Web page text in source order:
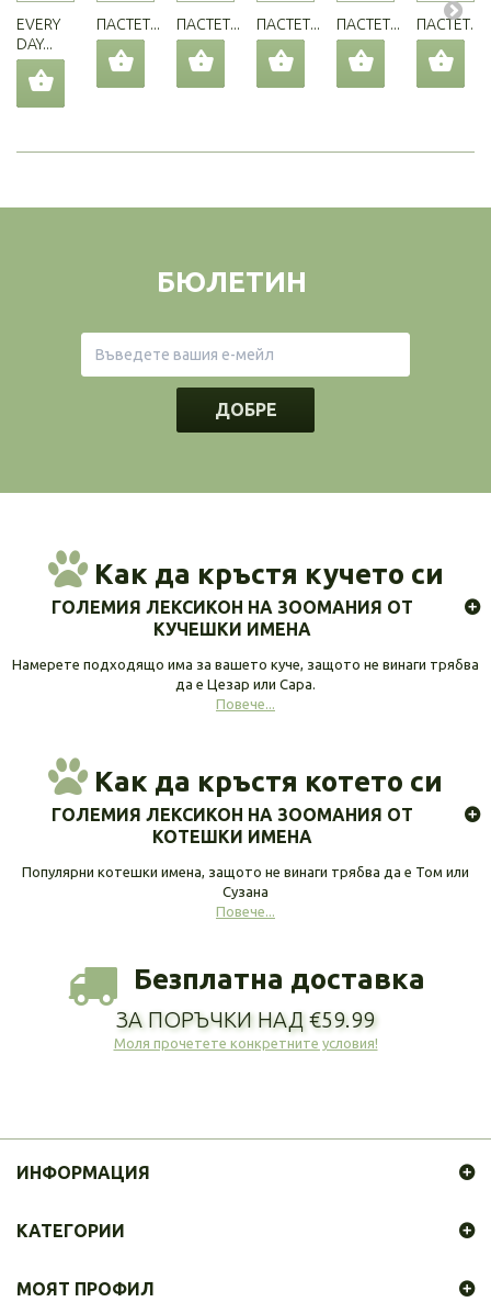
EVERY
DAY...
ПАСТЕТ... ПАСТЕТ... ПАСТЕТ... ПАСТЕТ... ПАСТЕТ...
БЮЛЕТИН
ДОБРЕ
Как да кръстя кучето си
ГОЛЕМИЯ ЛЕКСИКОН НА ЗООМАНИЯ ОТ
КУЧЕШКИ ИМЕНА
Намерете подходящо има за вашето куче, защото не винаги трябва
да е Цезар или Сара.
Повече...
Как да кръстя котето си
ГОЛЕМИЯ ЛЕКСИКОН НА ЗООМАНИЯ ОТ
КОТЕШКИ ИМЕНА
Популярни котешки имена, защото не винаги трябва да е Том или
Сузана
Повече...
Безплатна доставка
ЗА ПОРЪЧКИ НАД €59.99
Моля прочетете конкретните условия!
ИНФОРМАЦИЯ
КАТЕГОРИИ
МОЯТ ПРОФИЛ